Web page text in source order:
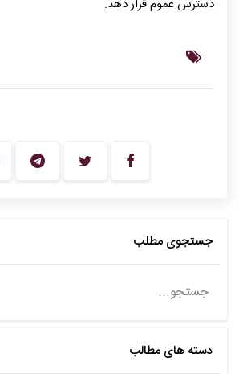
جستجوی مطلب
دسته های مطالب
دسترس عموم قرار دهد.